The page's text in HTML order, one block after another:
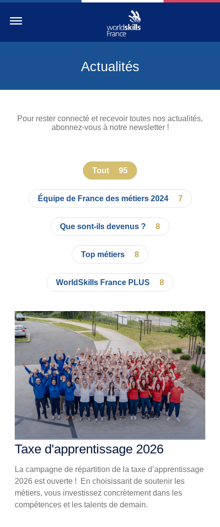
Actualités
Découvrez un métier
Actualités Education
Photos
Contactez-nous
Suivez l’Équipe de France des métiers
2026
Questions fréquentes
Actualités
Espace presse
Inscription à la newsletter
Espace membres
Pour rester connecté et recevoir toutes nos actualités,
abonnez-vous à notre newsletter !
Tout 95
Équipe de France des métiers 2024 7
Que sont-ils devenus ? 8
Top métiers 8
WorldSkills France PLUS 8
Taxe d'apprentissage 2026
La campagne de répartition de la taxe d’apprentissage
2026 est ouverte !
En choisissant de soutenir les
métiers, vous investissez concrètement dans les
compétences et les talents de demain.